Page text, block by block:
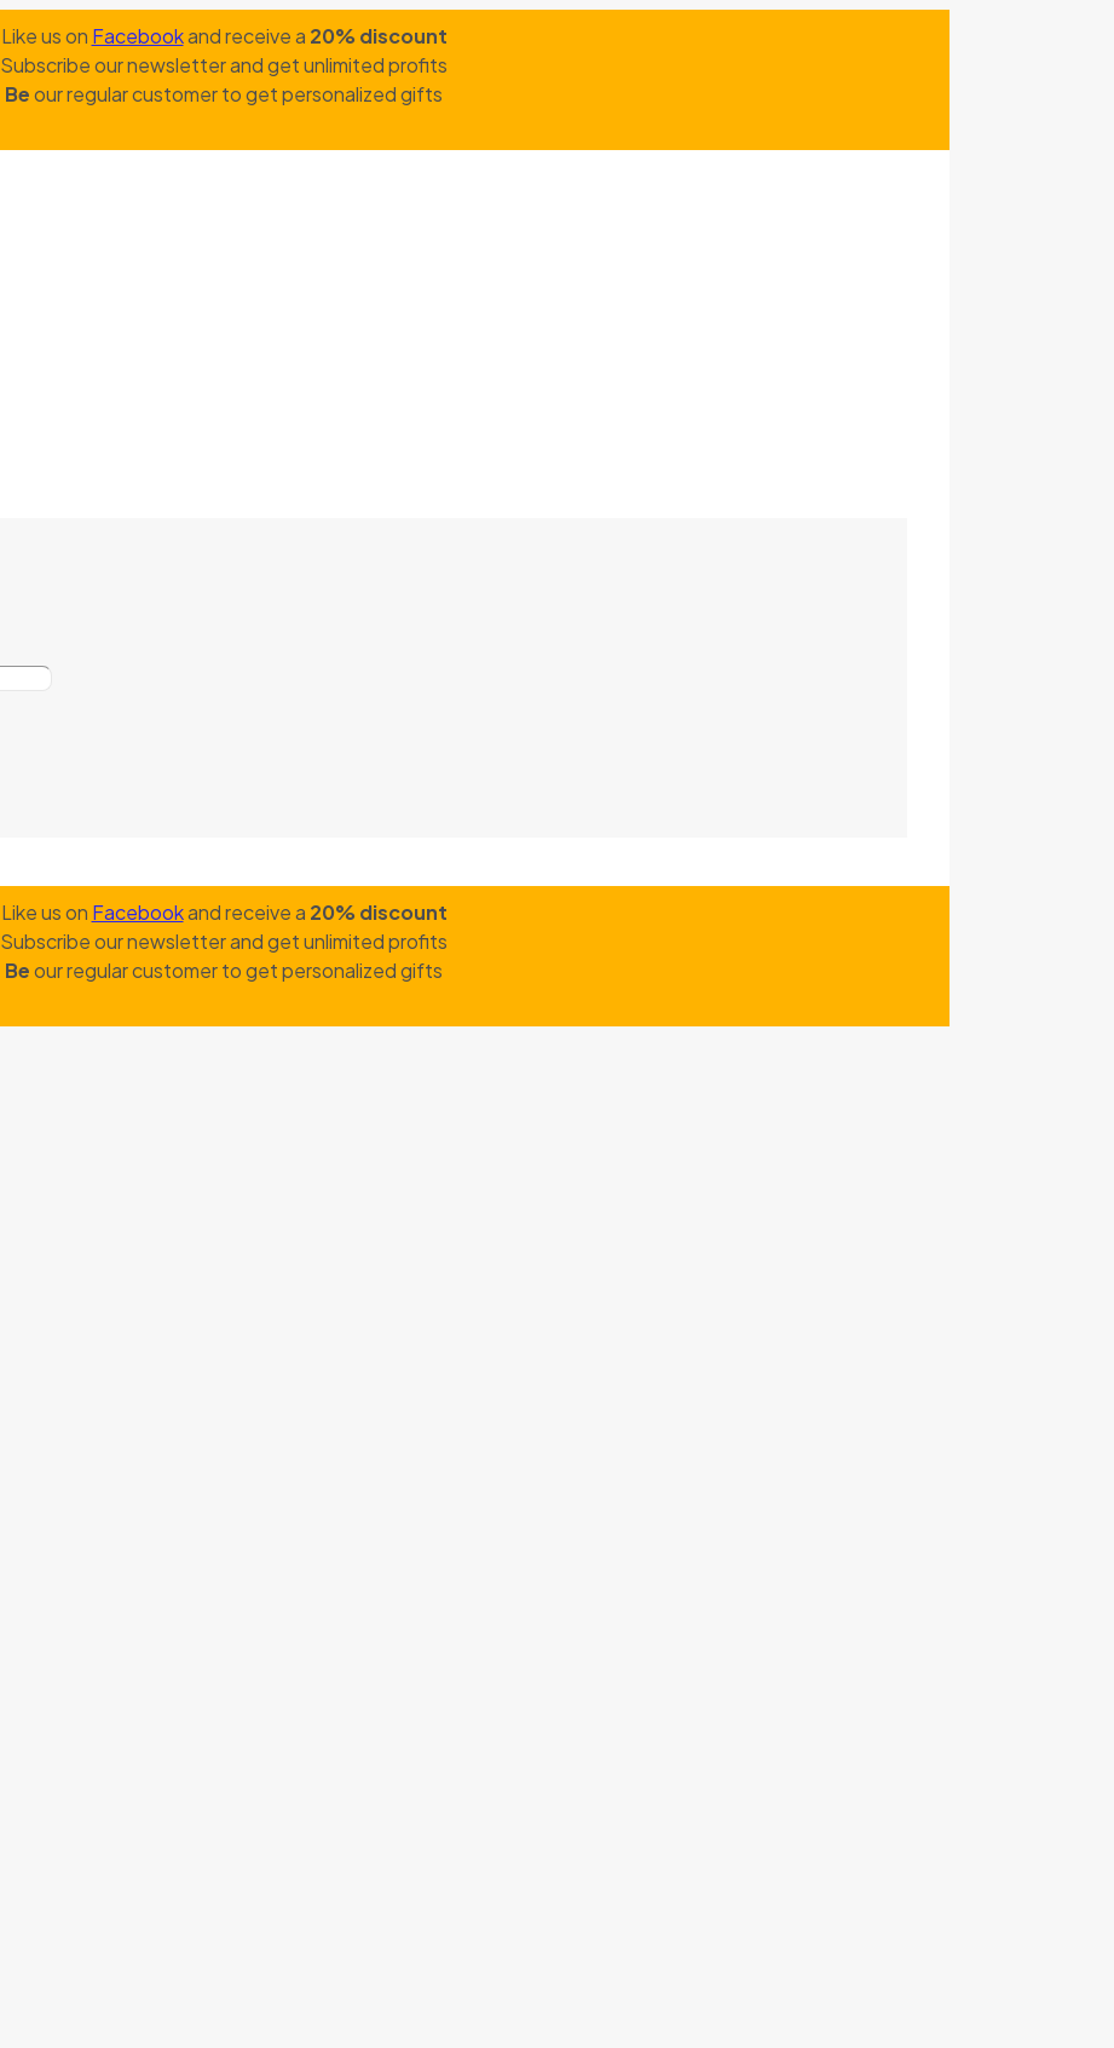
Like us on Facebookand receive a 20% discount
Subscribe our newsletter and get unlimited profits
Beour regular customer to get personalized gifts
Like us on Facebookand receive a 20% discount
Subscribe our newsletter and get unlimited profits
Beour regular customer to get personalized gifts